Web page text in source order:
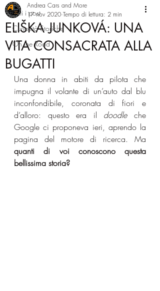
Tutti i post
Curiosità Storiche
On the Road
ELIŠKA JUNKOVÁ: UNA
VITA CONSACRATA ALLA
BUGATTI
Andrea Cars and More
17 nov 2020 Tempo di lettura: 2 min
Una donna in abiti da pilota che
impugna il volante di un’auto dal blu
inconfondibile, coronata di fiori e
d’alloro: questo era il doodle che
Google ci proponeva ieri, aprendo la
quanti di voi conoscono questa
bellissima storia?